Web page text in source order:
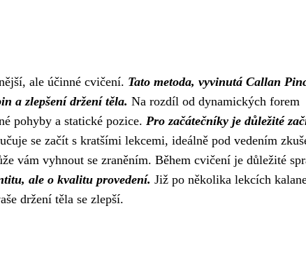
ale účinné cvičení. Tato metoda, vyvinutá Callan
a zlepšení držení těla. Na rozdíl od dynamických forem
pohyby a statické pozice. Pro začátečníky je důležité
se začít s kratšími lekcemi, ideálně pod vedením
vám vyhnout se zraněním. Během cvičení je důležité
ale o kvalitu provedení. Již po několika lekcích
držení těla se zlepší.